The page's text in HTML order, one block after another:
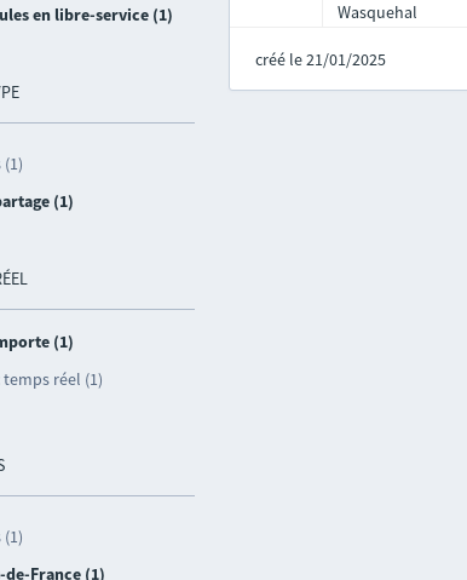
en libre-service (1)
(1)
(1)
(1)
temps réel (1)
(1)
de-France (1)
Wasquehal
créé le 21/01/2025